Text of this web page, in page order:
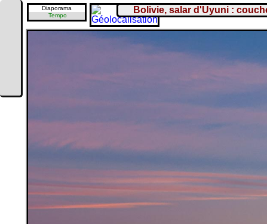
Diaporama
Tempo
Bolivie, salar d'Uyuni :